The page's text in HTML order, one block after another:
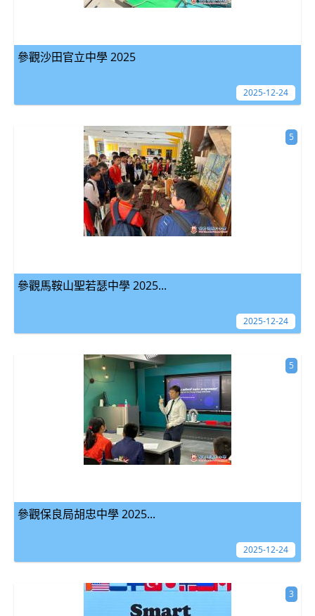
參觀沙田官立中學 2025
2025-12-24
參觀馬鞍山聖若瑟中學 2025...
5
2025-12-24
參觀保良局胡忠中學 2025...
5
2025-12-24
3